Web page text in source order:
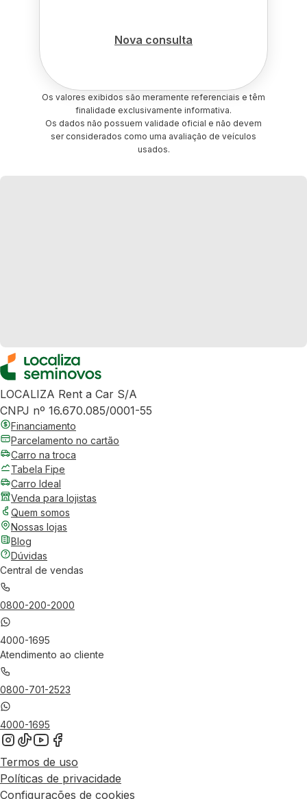
Nova consulta
Os valores exibidos são meramente referenciais e têm
finalidade exclusivamente informativa.
Os dados não possuem validade oficial e não devem
ser considerados como uma avaliação de veículos
usados.
LOCALIZA Rent a Car S/A
CNPJ nº 16.670.085/0001-55
Financiamento
Parcelamento no cartão
Carro na troca
Tabela Fipe
Carro Ideal
Venda para lojistas
Quem somos
Nossas lojas
Blog
Dúvidas
Central de vendas
0800-200-2000
4000-1695
Atendimento ao cliente
0800-701-2523
4000-1695
Termos de uso
Políticas de privacidade
Configurações de cookies